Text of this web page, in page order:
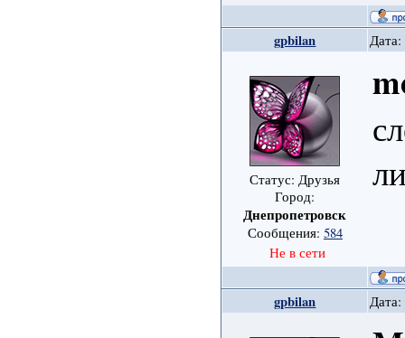
gpbilan
Статус: Друзья
Город:
Днепропетровск
Сообщения: 584
Не в сети
gpbilan